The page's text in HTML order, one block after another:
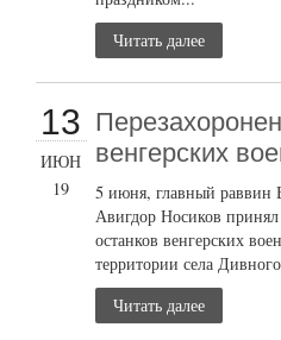
Читать далее
13
ИЮН
19
венгерских
5 июня, главный раввин
Авигдор Носиков принял
останков венгерских
территории села
Читать далее